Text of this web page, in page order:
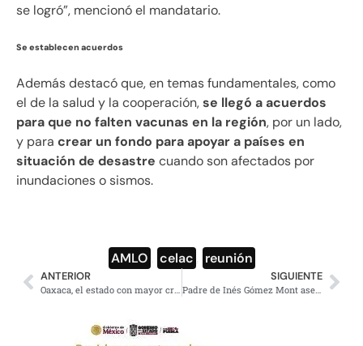
se logró”, mencionó el mandatario.
Se establecen acuerdos
Además destacó que, en temas fundamentales, como
el de la salud y la cooperación,se llegó a acuerdos
para que no falten vacunas en la región, por un lado,
y para crear un fondo para apoyar a países en
situación de desastre cuando son afectados por
inundaciones o sismos.
AMLO celac reunión
ANTERIOR SIGUIENTE
Padre de Inés Gómez Mont asegura que acusaciones son amañadas